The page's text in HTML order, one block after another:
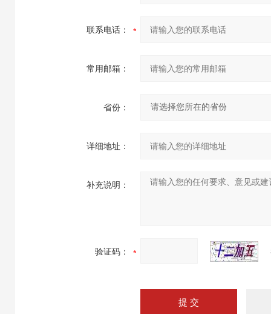
联系电话：
常用邮箱：
省份：
详细地址：
补充说明：
验证码：